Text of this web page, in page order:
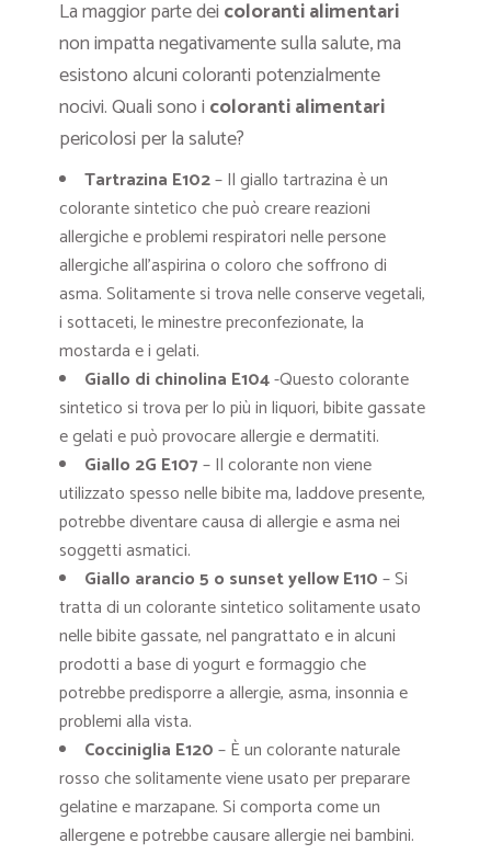
La maggior parte dei coloranti alimentari
non impatta negativamente sulla salute, ma
esistono alcuni coloranti potenzialmente
nocivi. Quali sono i coloranti alimentari
pericolosi per la salute?
Tartrazina E102– Il giallo tartrazina è un
colorante sintetico che può creare reazioni
allergiche e problemi respiratori nelle persone
allergiche all’aspirina o coloro che soffrono di
asma. Solitamente si trova nelle conserve vegetali,
i sottaceti, le minestre preconfezionate, la
mostarda e i gelati.
Giallo di chinolina E104-Questo colorante
sintetico si trova per lo più in liquori, bibite gassate
e gelati e può provocare allergie e dermatiti.
Giallo 2G E107– Il colorante non viene
utilizzato spesso nelle bibite ma, laddove presente,
potrebbe diventare causa di allergie e asma nei
soggetti asmatici.
Giallo arancio 5 o sunset yellow E110– Si
tratta di un colorante sintetico solitamente usato
nelle bibite gassate, nel pangrattato e in alcuni
prodotti a base di yogurt e formaggio che
potrebbe predisporre a allergie, asma, insonnia e
problemi alla vista.
Cocciniglia E120– È un colorante naturale
rosso che solitamente viene usato per preparare
gelatine e marzapane. Si comporta come un
allergene e potrebbe causare allergie nei bambini.